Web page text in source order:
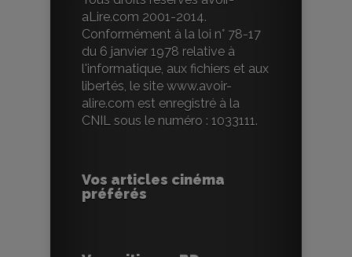
aLire.com 2001-2014.
Conformément à la loi n° 78-17
du 6 janvier 1978 relative à
l'informatique, aux fichiers et aux
libertés, le site www.avoir-
alire.com est enregistré à la
CNIL sous le numéro : 1033111.
Vos articles cinéma
préférés